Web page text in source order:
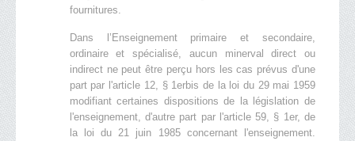
fournitures.
Dans l’Enseignement primaire et secondaire,
ordinaire et spécialisé, aucun minerval direct ou
indirect ne peut être perçu hors les cas prévus d'une
part par l'article 12, § 1erbis de la loi du 29 mai 1959
modifiant certaines dispositions de la législation de
l'enseignement, d'autre part par l'article 59, § 1er, de
la loi du 21 juin 1985 concernant l'enseignement.